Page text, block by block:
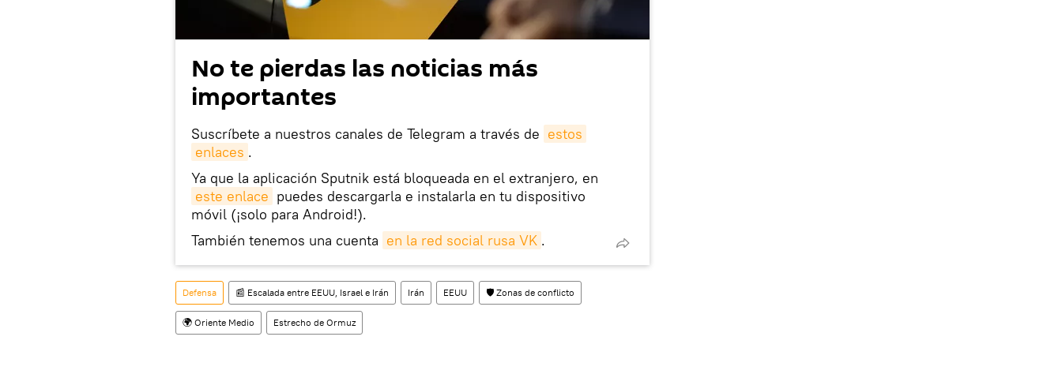
No te pierdas las noticias más
importantes
Suscríbete a nuestros canales de Telegram a través de estos
enlaces .
Ya que la aplicación Sputnik está bloqueada en el extranjero, en
este enlace puedes descargarla e instalarla en tu dispositivo
móvil (¡solo para Android!).
También tenemos una cuenta en la red social rusa VK .
Defensa 📰 Escalada entre EEUU, Israel e Irán Irán EEUU 🛡️ Zonas de conflicto
🌍 Oriente Medio Estrecho de Ormuz